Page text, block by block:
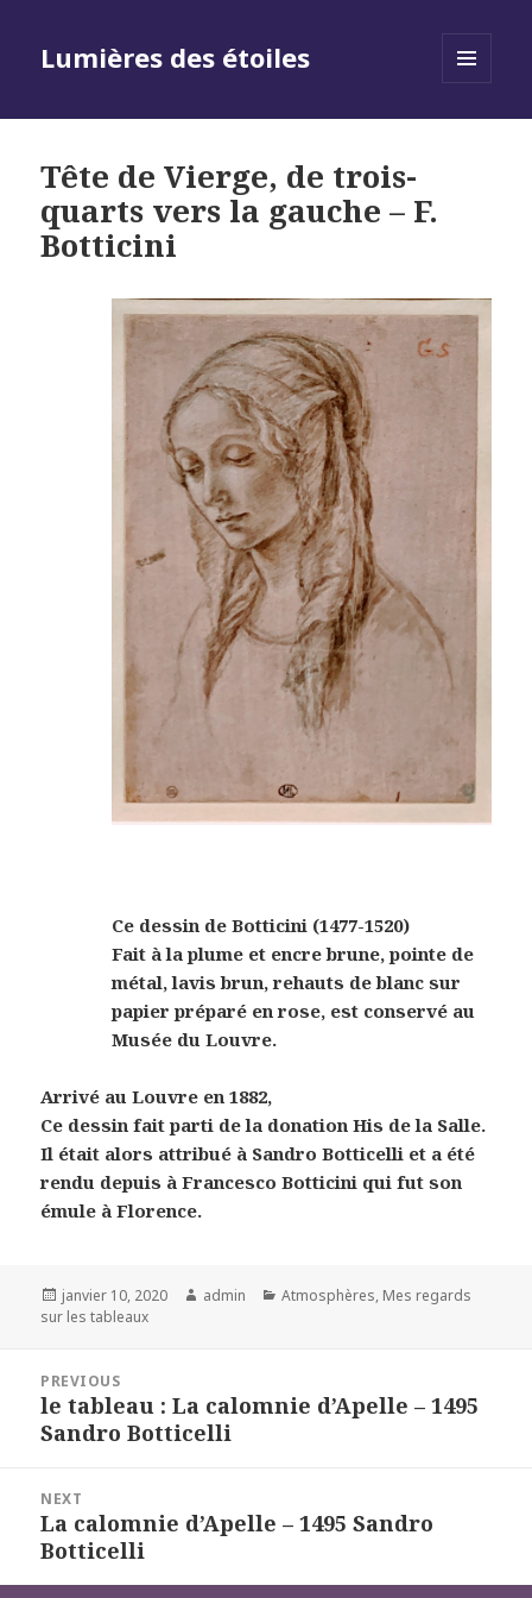
Lumières des étoiles
Tête de Vierge, de trois-
quarts vers la gauche – F.
Botticini
Ce dessin de Botticini (1477-1520)
Fait à la plume et encre brune, pointe de
métal, lavis brun, rehauts de blanc sur
papier préparé en rose, est conservé au
Musée du Louvre.
Arrivé au Louvre en 1882,
Ce dessin fait parti de la donation His de la Salle.
Il était alors attribué à Sandro Botticelli et a été
rendu depuis à Francesco Botticini qui fut son
émule à Florence.
Posted
on
janvier 10, 2020 Author
admin Categories
Atmosphères, Mes regards
sur les tableaux
l’article
PREVIOUS
Previous
post:
le tableau : La calomnie d’Apelle – 1495
Sandro Botticelli
NEXT
Next
post:
La calomnie d’Apelle – 1495 Sandro
Botticelli